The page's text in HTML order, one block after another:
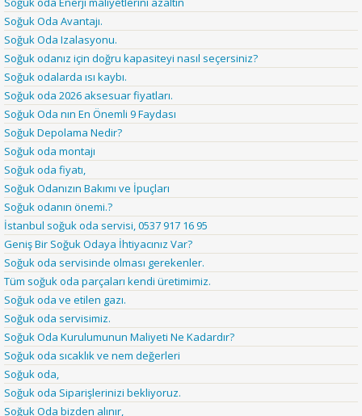
Soğuk Oda Avantajı.
Soğuk Oda Izalasyonu.
Soğuk odanız için doğru kapasiteyi nasıl seçersiniz?
Soğuk odalarda ısı kaybı.
Soğuk oda 2026 aksesuar fiyatları.
Soğuk Oda nın En Önemli 9 Faydası
Soğuk Depolama Nedir?
Soğuk oda montajı
Soğuk oda fiyatı,
Soğuk Odanızın Bakımı ve İpuçları
Soğuk odanın önemi.?
İstanbul soğuk oda servisi, 0537 917 16 95
Geniş Bir Soğuk Odaya İhtiyacınız Var?
Soğuk oda servisinde olması gerekenler.
Tüm soğuk oda parçaları kendi üretimimiz.
Soğuk oda ve etilen gazı.
Soğuk oda servisimiz.
Soğuk Oda Kurulumunun Maliyeti Ne Kadardır?
Soğuk oda sıcaklık ve nem değerleri
Soğuk oda,
Soğuk oda Siparişlerinizi bekliyoruz.
Soğuk Oda bizden alınır,